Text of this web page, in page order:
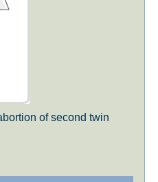
of second twin